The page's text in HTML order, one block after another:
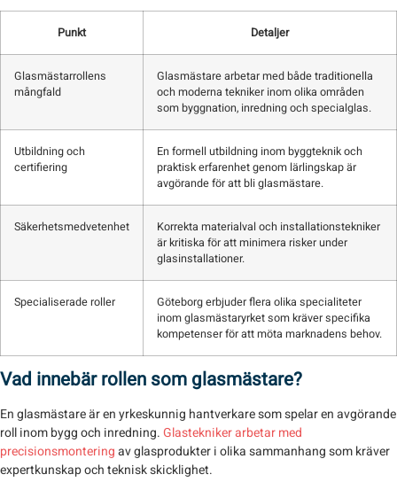
Punkt Detaljer
Glasmästarrollens
mångfald
Glasmästare arbetar med både traditionella
och moderna tekniker inom olika områden
som byggnation, inredning och specialglas.
Utbildning och
certifiering
En formell utbildning inom byggteknik och
praktisk erfarenhet genom lärlingskap är
avgörande för att bli glasmästare.
Säkerhetsmedvetenhet
Korrekta materialval och installationstekniker
är kritiska för att minimera risker under
glasinstallationer.
Specialiserade roller
Göteborg erbjuder flera olika specialiteter
inom glasmästaryrket som kräver specifika
kompetenser för att möta marknadens behov.
Vad innebär rollen som glasmästare?
En glasmästare är en yrkeskunnig hantverkare som spelar en avgörande
roll inom bygg och inredning.Glastekniker arbetar med
precisionsmonteringav glasprodukter i olika sammanhang som kräver
expertkunskap och teknisk skicklighet.